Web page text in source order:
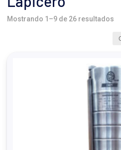
Mostrando 1–9 de 26 resultados